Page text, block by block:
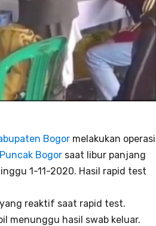
Bogor melakukan operasi
Puncak Bogor saat libur panjang
1-11-2020. Hasil rapid test
reaktif saat rapid test.
menunggu hasil swab keluar.